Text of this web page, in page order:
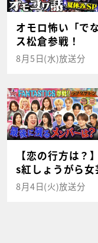
オモロ怖い「で
ス松倉参戦！
8月5日(水)放送分
【恋の行方は
s紅しょうがら女
8月4日(火)放送分